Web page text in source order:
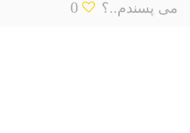
می پسندم..؟ 0